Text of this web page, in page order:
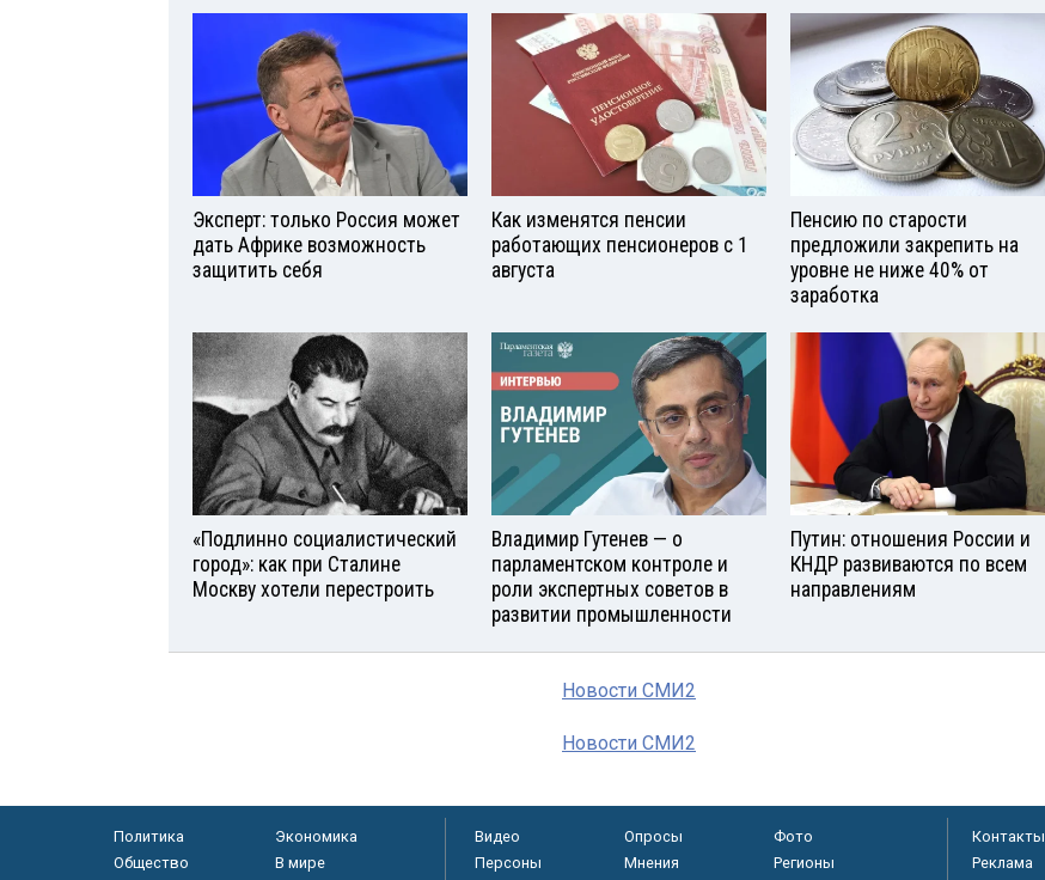
Эксперт: только Россия может
дать Африке возможность
защитить себя
Как изменятся пенсии
работающих пенсионеров с 1
августа
Пенсию по старости
предложили закрепить на
уровне не ниже 40% от
заработка
«Подлинно социалистический
город»: как при Сталине
Москву хотели перестроить
Владимир Гутенев — о
парламентском контроле и
роли экспертных советов в
развитии промышленности
Путин: отношения России и
КНДР развиваются по всем
направлениям
Новости СМИ2
Новости СМИ2
Политика
Экономика
Общество
В мире
Видео Опросы
Фото
Персоны
Мнения
Регионы
Контакты
Реклама